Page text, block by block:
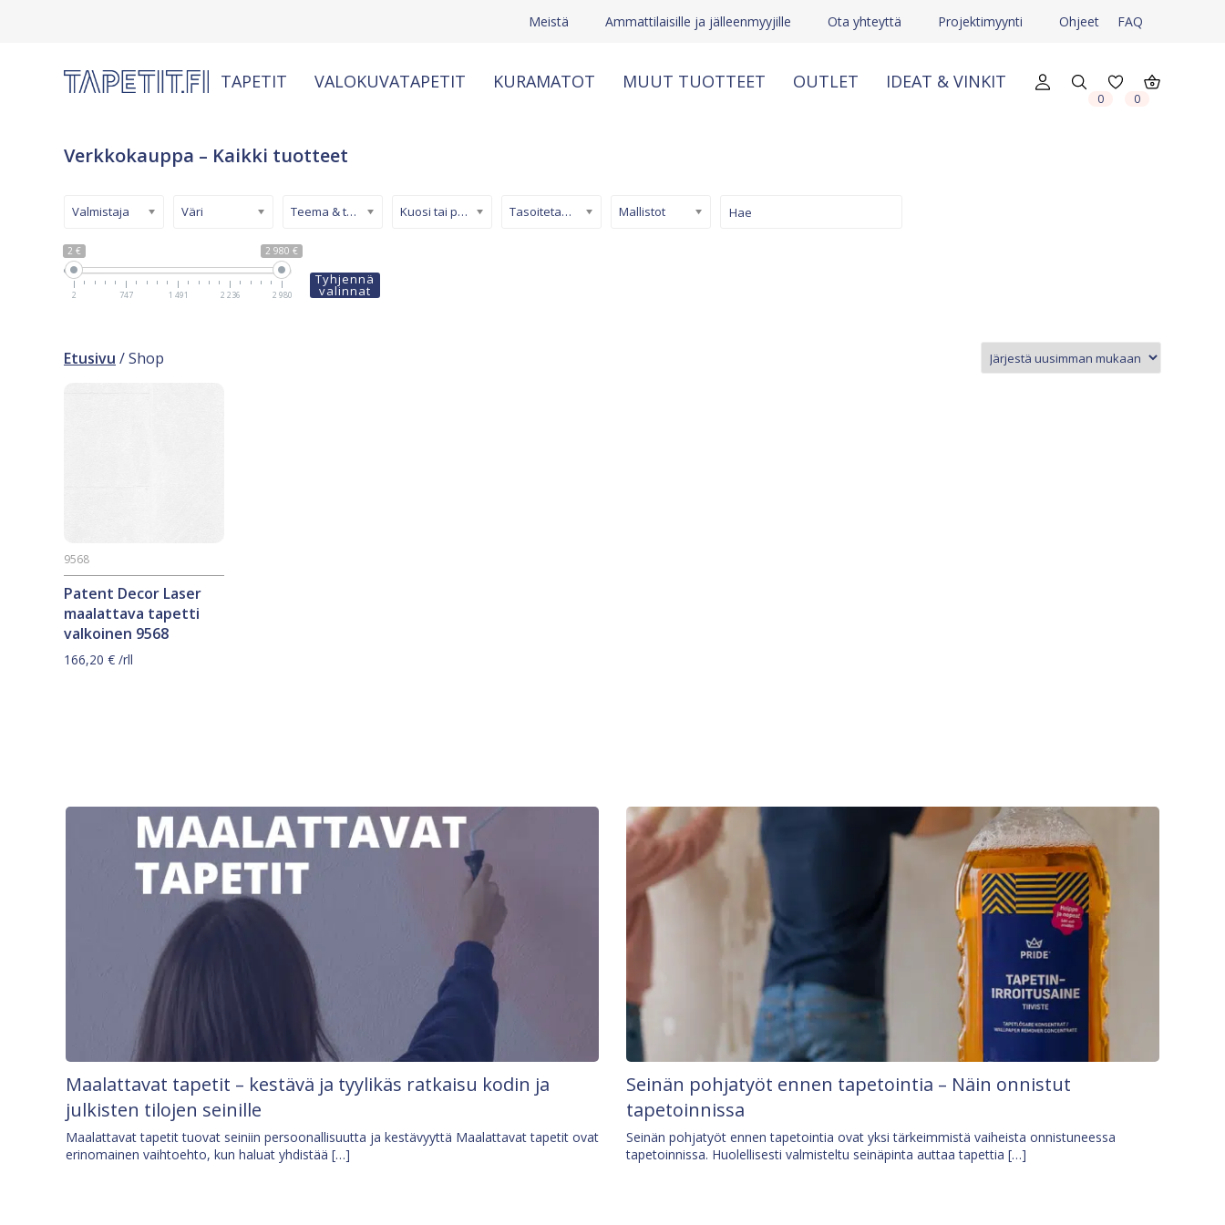
Meistä Ammattilaisille ja jälleenmyyjille Ota yhteyttä Projektimyynti Ohjeet FAQ
TAPETIT VALOKUVATAPETIT KURAMATOT MUUT TUOTTEET OUTLET IDEAT & VINKIT
0 0
Verkkokauppa – Kaikki tuotteet
2 € 2 980 €
2 747 1 491 2 236 2 980
Valmistaja Väri Teema & tyyli Kuosi tai pinta Tasoitetapetti Mallistot
Tyhjennä
valinnat
Etusivu / Shop
Patent Decor Laser
maalattava tapetti
valkoinen 9568
9568
166,20 € /rll
Maalattavat tapetit – kestävä ja tyylikäs ratkaisu kodin ja
julkisten tilojen seinille
Maalattavat tapetit tuovat seiniin persoonallisuutta ja kestävyyttä Maalattavat tapetit ovat
erinomainen vaihtoehto, kun haluat yhdistää […]
Seinän pohjatyöt ennen tapetointia – Näin onnistut
tapetoinnissa
Seinän pohjatyöt ennen tapetointia ovat yksi tärkeimmistä vaiheista onnistuneessa
tapetoinnissa. Huolellisesti valmisteltu seinäpinta auttaa tapettia […]